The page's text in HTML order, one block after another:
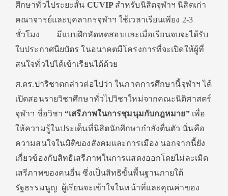
ศึกษาทั่วไประยะสั้น CUVIP สำหรับนิสิตจุฬาฯ นิสิตเก่า
คณาจารย์และบุคลากรจุฬาฯ ใช้เวลาเรียนเพียง 2-3
ชั่วโมง มีแบบฝึกหัดทดสอบและเมื่อเรียนจบจะได้รับ
ใบประกาศนียบัตร ในอนาคตมีโครงการที่จะเปิดให้ผู้ที่
สนใจทั่วไปได้เข้าเรียนได้ด้วย
ศ.ดร.ปาริชาตกล่าวต่อไปว่า ในภาคการศึกษานี้จุฬาฯ ได้
เปิดสอนรายวิชาศึกษาทั่วไปวิชาใหม่จากคณะนิติศาสตร์
จุฬาฯ ชื่อวิชา“เสรีภาพในการชุมนุมกับกฎหมาย” เพื่อ
ให้ความรู้ในประเด็นที่นิสิตนักศึกษากำลังตื่นตัว นั่นคือ
ความสนใจในมิติของสังคมและการเมือง นอกจากนี้ยัง
เกี่ยวข้องกับสิทธิเสรีภาพในการแสดงออกโดยไม่ละเมิด
เสรีภาพของคนอื่น ซึ่งเป็นสิทธิขั้นพื้นฐานภายใต้
รัฐธรรมนูญ ผู้เรียนจะเข้าใจในหน้าที่และคุณค่าของ